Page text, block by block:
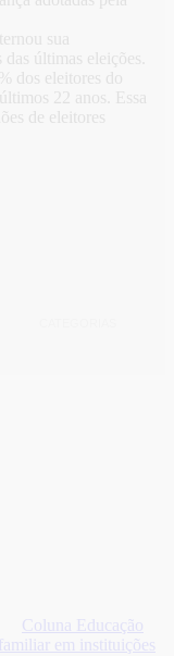
sua
últimas eleições.
dos eleitores do
22 anos. Essa
de eleitores
Coluna Educação
em instituições